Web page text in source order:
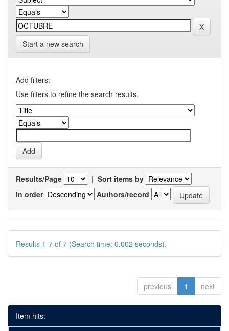
Start a new search
Add filters:
Use filters to refine the search results.
Results/Page | Sort items by
In order
Authors/record
Results 1-7 of 7 (Search time: 0.002 seconds).
previous 1 next
Item hits: